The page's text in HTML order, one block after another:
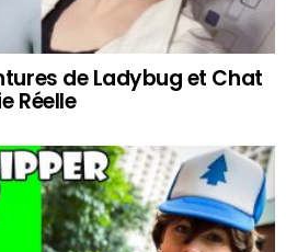
de Ladybug et Chat
Réelle